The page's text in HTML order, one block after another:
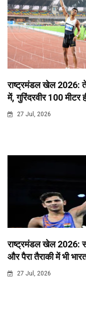
राष्ट्रमंडल खेल 2026:
में, गुरिंदरवीर 100 मीटर
27 Jul, 2026
राष्ट्रमंडल खेल 2026:
और पैरा तैराकी में भी
27 Jul, 2026